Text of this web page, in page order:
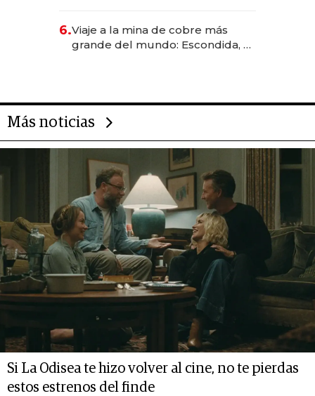
6.Viaje a la mina de cobre más
grande del mundo: Escondida, el
Más noticias
Si La Odisea te hizo volver al cine, no te pierdas
estos estrenos del finde